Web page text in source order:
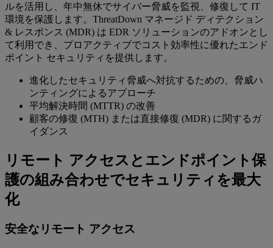
ルを活用し、年中無休でサイバー脅威を監視、修復して IT
環境を保護します。ThreatDown マネージド ディテクション
& レスポンス (MDR) は EDR ソリューションのアドオンとし
て利用でき、プロアクティブでコスト効率性に優れたエンド
ポイント セキュリティを提供します。
進化したセキュリティ脅威へ対抗するための、脅威ハ
ンティングによるアプローチ
平均解決時間 (MTTR) の改善
顧客の修復 (MTH) または直接修復 (MDR) に関するガ
イダンス
リモート アクセスとエンドポイント保
護の組み合わせでセキュリティを最大
化
安全なリモート アクセス